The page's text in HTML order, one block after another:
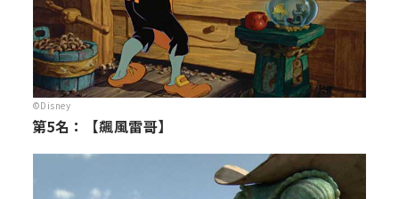
©Disney
第5名：【飆風雷哥】